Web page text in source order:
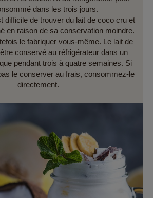
dans les trois jours.
difficile de trouver du lait de coco cru et
en raison de sa conservation moindre.
le fabriquer vous-même. Le lait de
conservé au réfrigérateur dans un
pendant trois à quatre semaines. Si
le conserver au frais, consommez-le
directement.